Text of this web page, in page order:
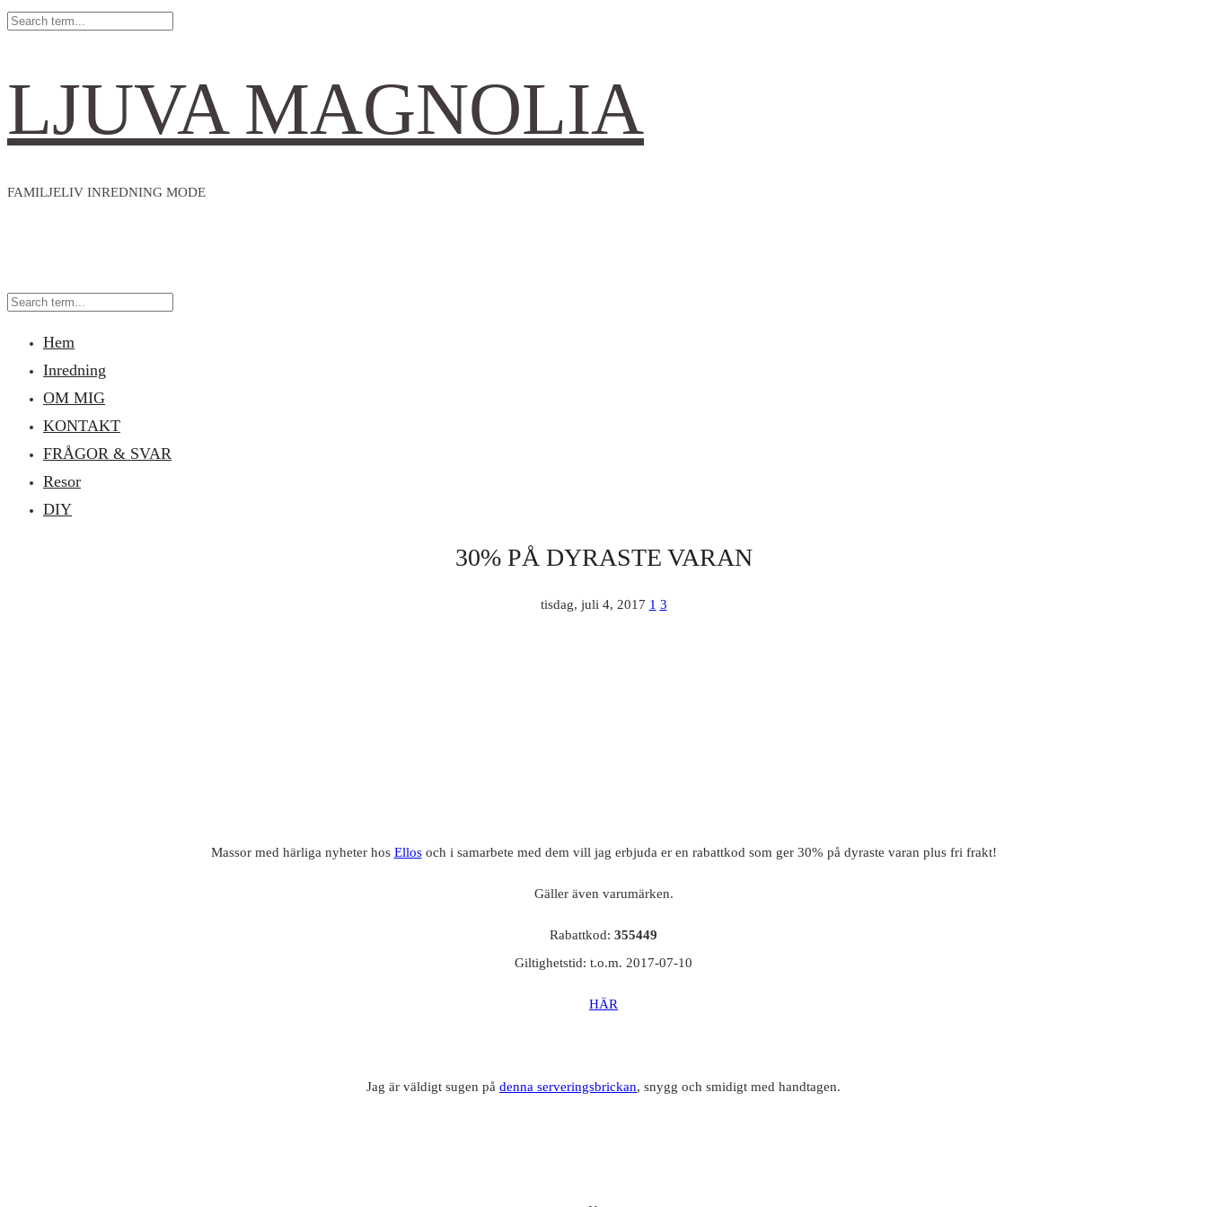
LJUVA MAGNOLIA
FAMILJELIV INREDNING MODE
Hem
Inredning
OM MIG
KONTAKT
FRÅGOR & SVAR
Resor
DIY
30% PÅ DYRASTE VARAN
tisdag, juli 4, 2017 1 3
Massor med härliga nyheter hos Ellosoch i samarbete med dem vill jag erbjuda er en rabattkod som ger 30% på dyraste varan plus fri frakt!
Gäller även varumärken.
Rabattkod: 355449
Giltighetstid: t.o.m. 2017-07-10
HÄR
Jag är väldigt sugen på denna serveringsbrickan, snygg och smidigt med handtagen.